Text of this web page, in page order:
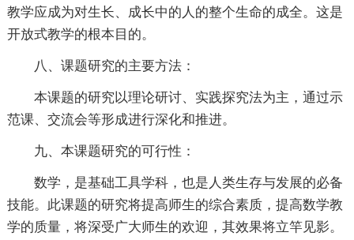
教学应成为对生长、成长中的人的整个生命的成全。这是
开放式教学的根本目的。
八、课题研究的主要方法：
本课题的研究以理论研讨、实践探究法为主，通过示
范课、交流会等形成进行深化和推进。
九、本课题研究的可行性：
数学，是基础工具学科，也是人类生存与发展的必备
技能。此课题的研究将提高师生的综合素质，提高数学教
学的质量，将深受广大师生的欢迎，其效果将立竿见影。